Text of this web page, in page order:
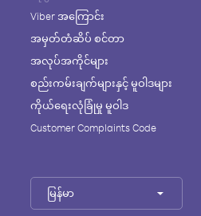
Viber အကြောင်း
အမှတ်တံဆိပ် စင်တာ
အလုပ်အကိုင်များ
စည်းကမ်းချက်များနှင့် မူဝါဒများ
ကိုယ်ရေးလုံခြုံမှု မူဝါဒ
Customer Complaints Code
မြန်မာ